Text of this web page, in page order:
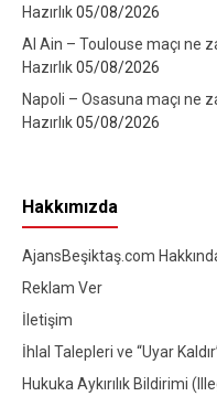
Hazırlık05/08/2026
Al Ain – Toulouse maçı ne
Hazırlık05/08/2026
Napoli – Osasuna maçı ne
Hazırlık05/08/2026
Hakkımızda
AjansBeşiktaş.com
Reklam Ver
İletişim
İhlal Talepleri ve “Uyar
Hukuka Aykırılık Bildirimi